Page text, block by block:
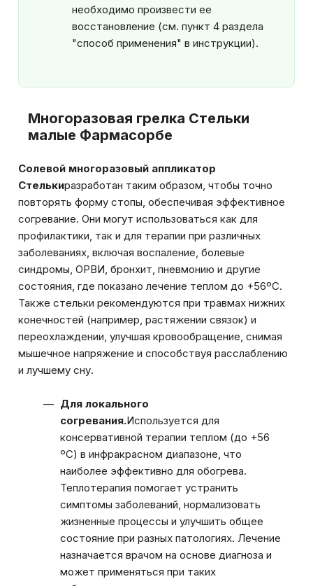
необходимо произвести ее
восстановление (см. пункт 4 раздела
"способ применения" в инструкции).
Многоразовая грелка Стельки
малые Фармасорбе
Солевой многоразовый аппликатор
Стелькиразработан таким образом, чтобы точно
повторять форму стопы, обеспечивая эффективное
согревание. Они могут использоваться как для
профилактики, так и для терапии при различных
заболеваниях, включая воспаление, болевые
синдромы, ОРВИ, бронхит, пневмонию и другие
состояния, где показано лечение теплом до +56ºС.
Также стельки рекомендуются при травмах нижних
конечностей (например, растяжении связок) и
переохлаждении, улучшая кровообращение, снимая
мышечное напряжение и способствуя расслаблению
и лучшему сну.
Для локального
согревания.Используется для
консервативной терапии теплом (до +56
ºС) в инфракрасном диапазоне, что
наиболее эффективно для обогрева.
Теплотерапия помогает устранить
симптомы заболеваний, нормализовать
жизненные процессы и улучшить общее
состояние при разных патологиях. Лечение
назначается врачом на основе диагноза и
может применяться при таких